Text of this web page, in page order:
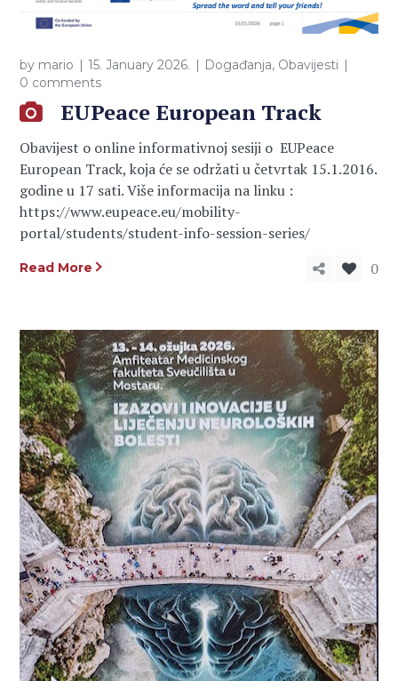
by mario 15. January 2026. Događanja, Obavijesti
0 comments
EUPeace European Track
Obavijest o online informativnoj sesiji o EUPeace
European Track, koja će se održati u četvrtak 15.1.2016.
godine u 17 sati. Više informacija na linku :
https://www.eupeace.eu/mobility-
portal/students/student-info-session-series/
Read More 0